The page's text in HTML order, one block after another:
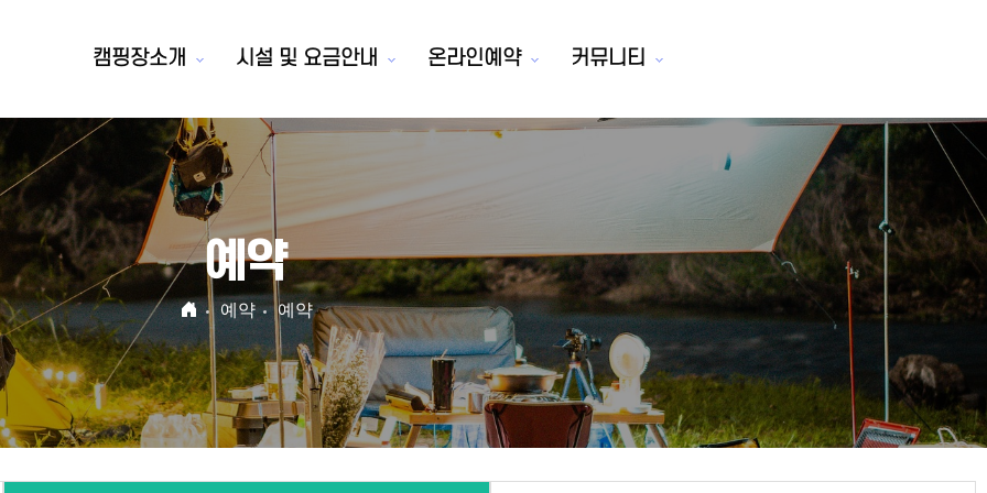
캠핑장소개 시설 및 요금안내 온라인예약 커뮤니티
예약
예약 예약